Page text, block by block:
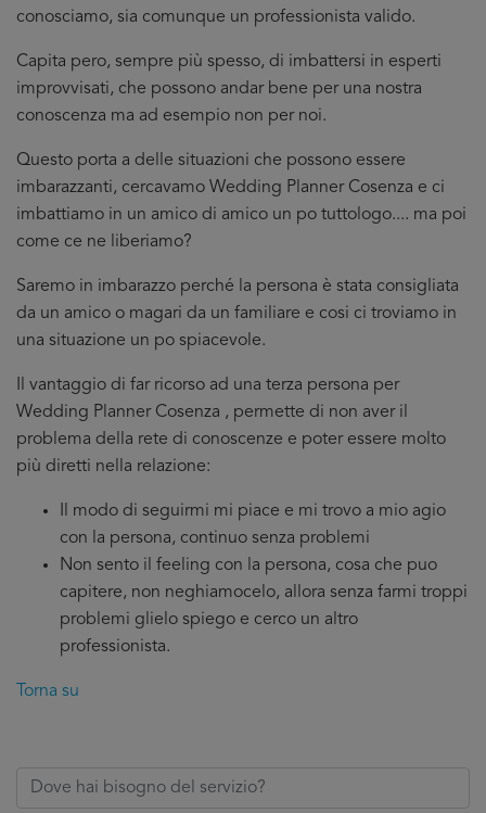
conosciamo, sia comunque un professionista valido.
Capita pero, sempre più spesso, di imbattersi in esperti
improvvisati, che possono andar bene per una nostra
conoscenza ma ad esempio non per noi.
Questo porta a delle situazioni che possono essere
imbarazzanti, cercavamo Wedding Planner Cosenza e ci
imbattiamo in un amico di amico un po tuttologo.... ma poi
come ce ne liberiamo?
Saremo in imbarazzo perché la persona è stata consigliata
da un amico o magari da un familiare e cosi ci troviamo in
una situazione un po spiacevole.
Il vantaggio di far ricorso ad una terza persona per
Wedding Planner Cosenza , permette di non aver il
problema della rete di conoscenze e poter essere molto
più diretti nella relazione:
Il modo di seguirmi mi piace e mi trovo a mio agio
con la persona, continuo senza problemi
Non sento il feeling con la persona, cosa che puo
capitere, non neghiamocelo, allora senza farmi troppi
problemi glielo spiego e cerco un altro
professionista.
Torna su